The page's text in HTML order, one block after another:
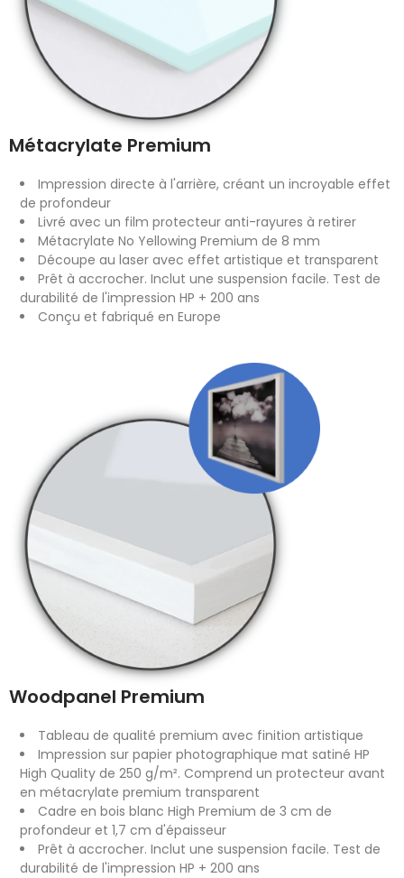
Métacrylate Premium
Impression directe à l'arrière, créant un incroyable effet
de profondeur
Livré avec un film protecteur anti-rayures à retirer
Métacrylate No Yellowing Premium de 8 mm
Découpe au laser avec effet artistique et transparent
Prêt à accrocher. Inclut une suspension facile. Test de
durabilité de l'impression HP + 200 ans
Conçu et fabriqué en Europe
Woodpanel Premium
Tableau de qualité premium avec finition artistique
Impression sur papier photographique mat satiné HP
High Quality de 250 g/m². Comprend un protecteur avant
en métacrylate premium transparent
Cadre en bois blanc High Premium de 3 cm de
profondeur et 1,7 cm d'épaisseur
Prêt à accrocher. Inclut une suspension facile. Test de
durabilité de l'impression HP + 200 ans